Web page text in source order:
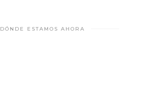
DÓNDE ESTAMOS AHORA